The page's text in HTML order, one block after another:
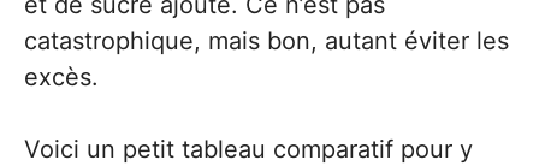
catastrophique, mais bon, autant éviter les
excès.
Voici un petit tableau comparatif pour y